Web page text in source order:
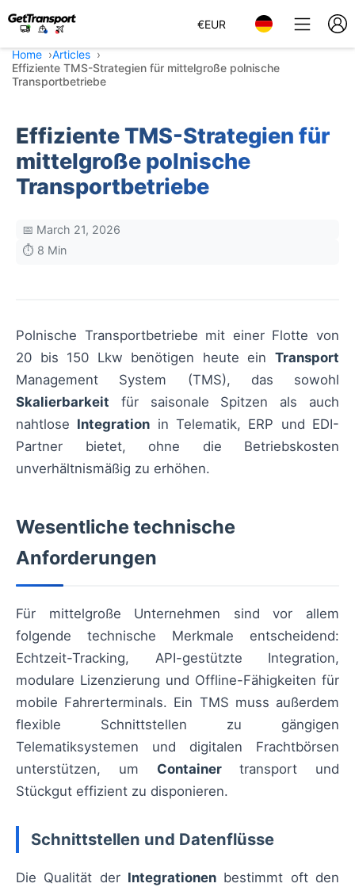
€EUR
Home
Articles
Effiziente TMS-Strategien für mittelgroße polnische
Transportbetriebe
Effiziente TMS-Strategien für
mittelgroße polnische
Transportbetriebe
📅 March 21, 2026
⏱️ 8 Min
Polnische Transportbetriebe mit einer Flotte von
20 bis 150 Lkw benötigen heute ein Transport
Management System (TMS), das sowohl
Skalierbarkeit für saisonale Spitzen als auch
nahtlose Integration in Telematik, ERP und EDI-
Partner bietet, ohne die Betriebskosten
unverhältnismäßig zu erhöhen.
Wesentliche technische
Anforderungen
Für mittelgroße Unternehmen sind vor allem
folgende technische Merkmale entscheidend:
Echtzeit-Tracking, API-gestützte Integration,
modulare Lizenzierung und Offline-Fähigkeiten für
mobile Fahrerterminals. Ein TMS muss außerdem
flexible Schnittstellen zu gängigen
Telematiksystemen und digitalen Frachtbörsen
unterstützen, um Containertransport und
Stückgut effizient zu disponieren.
Schnittstellen und Datenflüsse
Die Qualität der Integrationen bestimmt oft den